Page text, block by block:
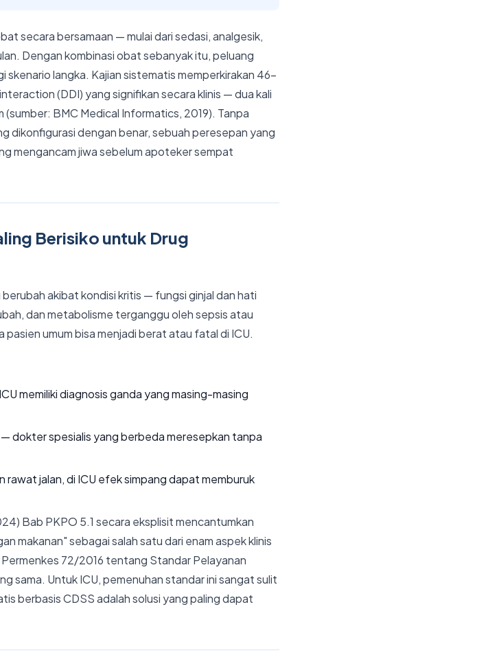
secara bersamaan — mulai dari sedasi, analgesik,
Dengan kombinasi obat sebanyak itu, peluang
langka. Kajian sistematis memperkirakan 46–
(DDI) yang signifikan secara klinis — dua kali
BMC Medical Informatics, 2019). Tanpa
dikonfigurasi dengan benar, sebuah peresepan yang
mengancam jiwa sebelum apoteker sempat
Berisiko untuk Drug
akibat kondisi kritis — fungsi ginjal dan hati
dan metabolisme terganggu oleh sepsis atau
umum bisa menjadi berat atau fatal di ICU.
memiliki diagnosis ganda yang masing-masing
— dokter spesialis yang berbeda meresepkan tanpa
jalan, di ICU efek simpang dapat memburuk
Bab PKPO 5.1 secara eksplisit mencantumkan
makanan" sebagai salah satu dari enam aspek klinis
72/2016 tentang Standar Pelayanan
sama. Untuk ICU, pemenuhan standar ini sangat sulit
berbasis CDSS adalah solusi yang paling dapat